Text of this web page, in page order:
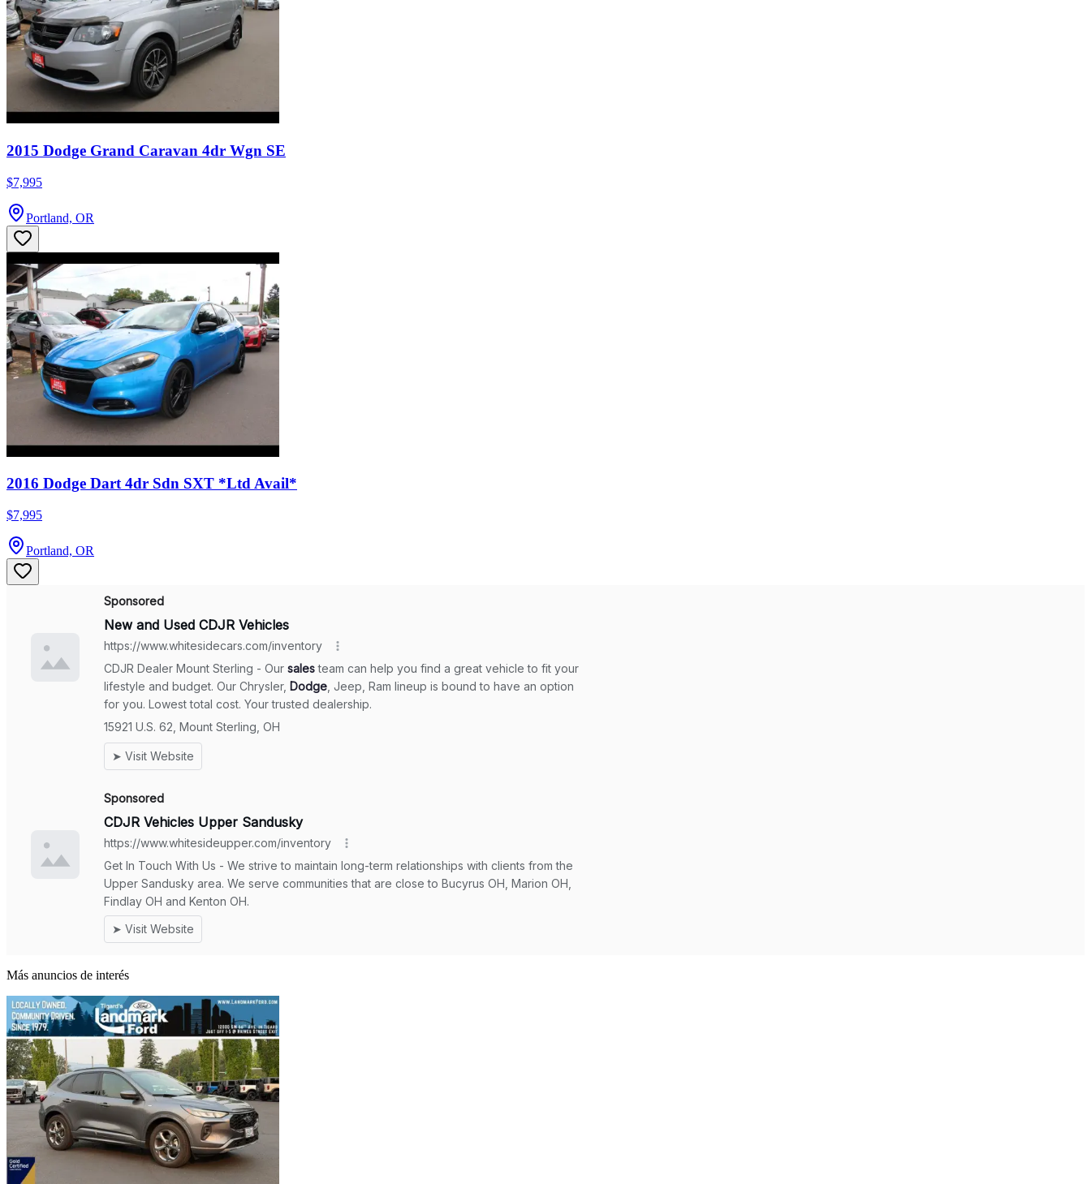
2015 Dodge Grand Caravan 4dr Wgn SE
$7,995
Portland, OR
2016 Dodge Dart 4dr Sdn SXT *Ltd Avail*
$7,995
Portland, OR
Más anuncios de interés